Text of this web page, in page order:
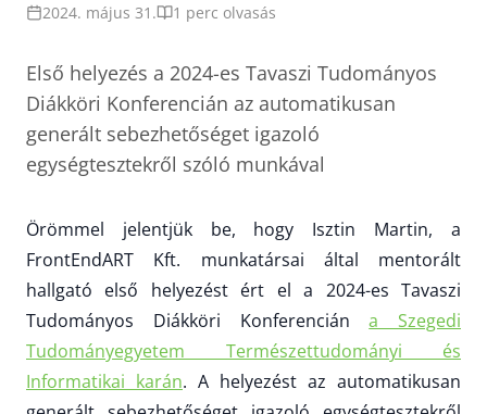
2024. május 31. 1 perc olvasás
Első helyezés a 2024-es Tavaszi Tudományos
Diákköri Konferencián az automatikusan
generált sebezhetőséget igazoló
egységtesztekről szóló munkával
Örömmel jelentjük be, hogy Isztin Martin, a
FrontEndART Kft. munkatársai által mentorált
hallgató első helyezést ért el a 2024-es Tavaszi
Tudományos Diákköri Konferenciána Szegedi
Tudományegyetem Természettudományi és
Informatikai karán. A helyezést az automatikusan